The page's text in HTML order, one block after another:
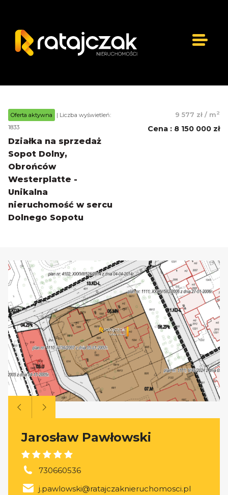
Oferta aktywna
| Liczba wyświetleń:
1833
Działka na sprzedaż
Sopot Dolny,
Obrońców
Westerplatte -
Unikalna
nieruchomość w sercu
Dolnego Sopotu
9 577 zł / m2
Cena : 8 150 000 zł
Jarosław Pawłowski
730660536
j.pawlowski@ratajczaknieruchomosci.pl